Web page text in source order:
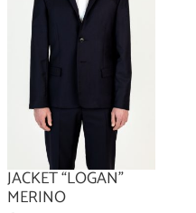
JACKET “LOGAN”
MERINO